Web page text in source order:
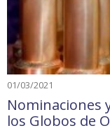
01/03/2021
Nominaciones
los Globos de